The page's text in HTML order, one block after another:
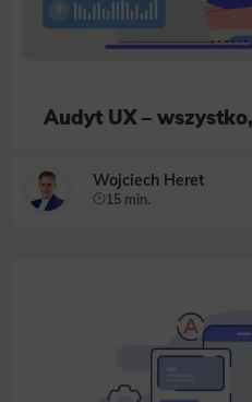
Audyt UX –
Wojciech Heret
15 min.